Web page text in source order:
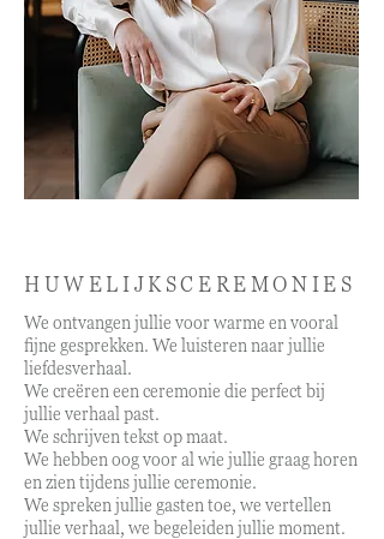
HUWELIJKSCEREMONIES
We ontvangen jullie voor warme en vooral
fijne gesprekken. We luisteren naar jullie
liefdesverhaal.
We creëren een ceremonie die perfect bij
jullie verhaal past.
We schrijven tekst op maat.
We hebben oog voor al wie jullie graag horen
en zien tijdens jullie ceremonie.
We spreken jullie gasten toe, we vertellen
jullie verhaal, we begeleiden jullie moment.